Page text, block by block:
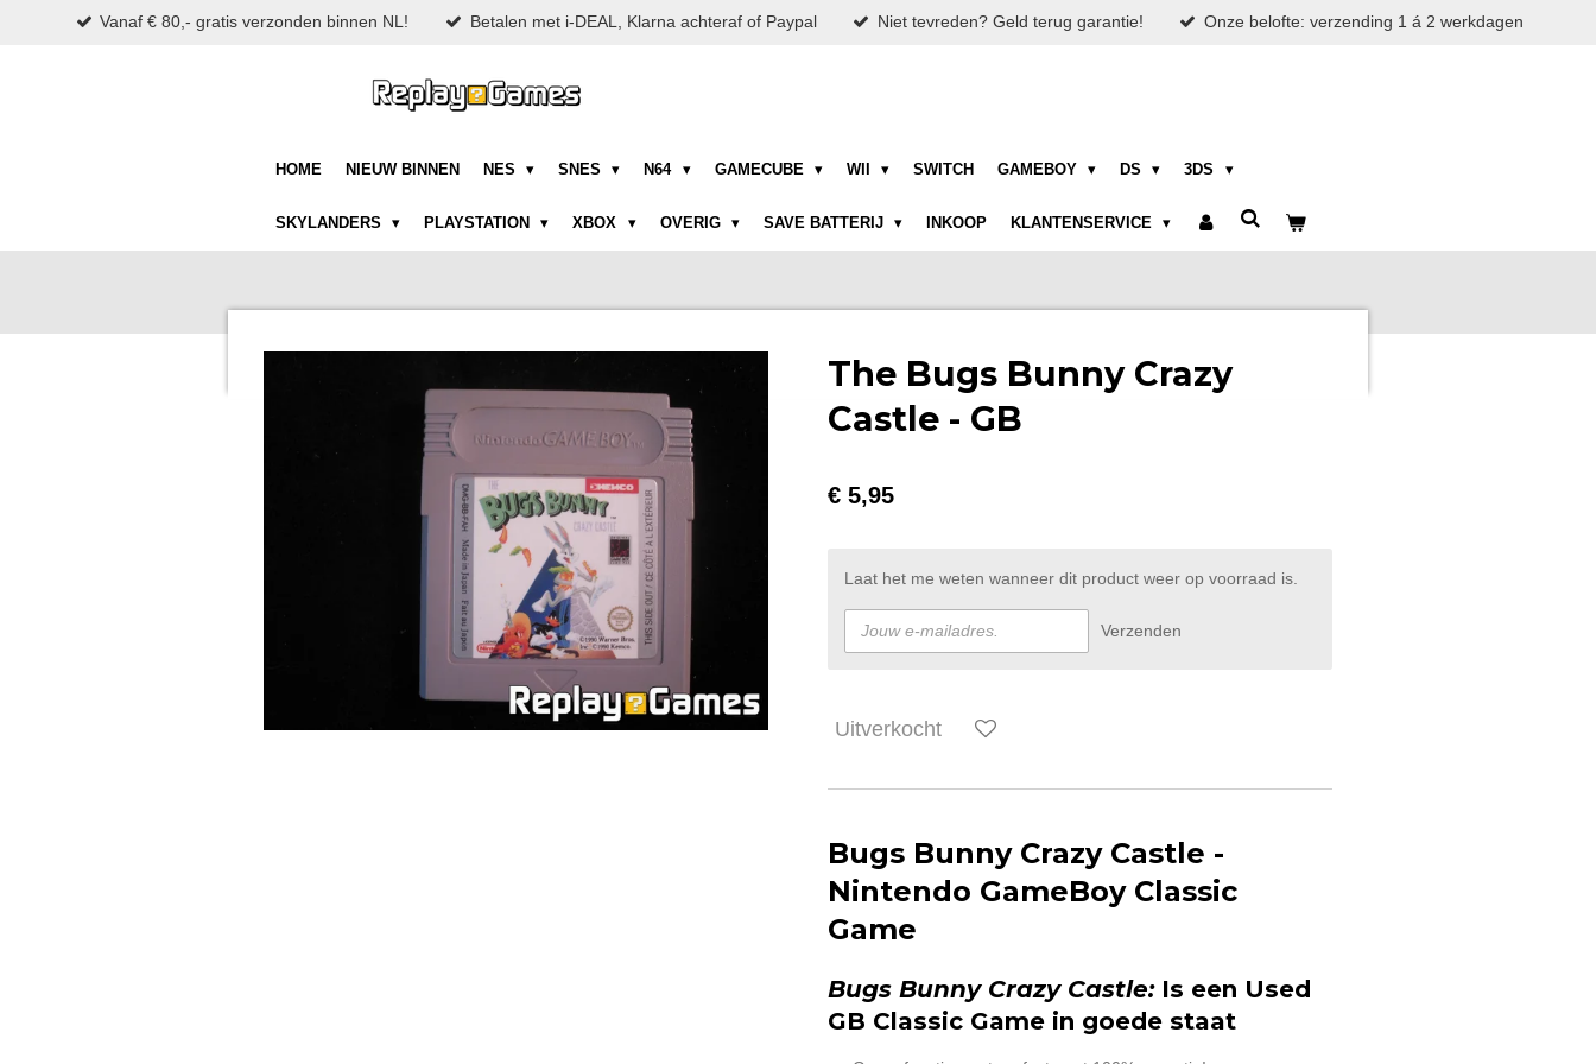
Vanaf € 80,- gratis verzonden binnen NL! Betalen met i-DEAL, Klarna achteraf of Paypal Niet tevreden? Geld terug garantie! Onze belofte: verzending 1 á 2 werkdagen
HOME NIEUW BINNEN NES SNES N64 GAMECUBE WII SWITCH GAMEBOY DS 3DS
SKYLANDERS PLAYSTATION XBOX OVERIG SAVE BATTERIJ INKOOP KLANTENSERVICE
The Bugs Bunny Crazy
Castle - GB
€ 5,95
Laat het me weten wanneer dit product weer op voorraad is.
Verzenden
Uitverkocht
Bugs Bunny Crazy Castle -
Nintendo GameBoy Classic
Game
Bugs Bunny Crazy Castle: Is een Used
GB Classic Game in goede staat